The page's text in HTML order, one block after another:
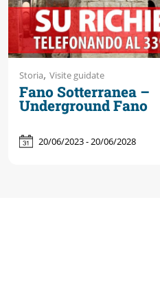
Storia, Visite guidate
Fano Sotterranea –
Underground Fano
20/06/2023 - 20/06/2028